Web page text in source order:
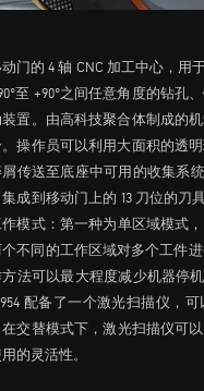
门的 4 轴 CNC 加工中心，用
至 +90°之间任意角度的钻
置。由高科技聚合体制成的
操作员可以利用大面积的透
屑传送至底座中可用的收集系
成到移动门上的 13 刀位的刀
作模式：第一种为单区域模式
不同的工作区域对多个工件
方法可以最大程度减少机器停
954 配备了一个激光扫描仪，
交替模式下，激光扫描仪可
的灵活性。